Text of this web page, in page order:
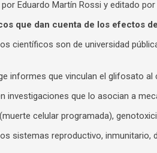
Eduardo Martín Rossi y editado
que dan cuenta de los efectos
científicos son de universidad
informes que vinculan el glifosato
investigaciones que lo asocian a
celular programada),
sistemas reproductivo, inmunitario,